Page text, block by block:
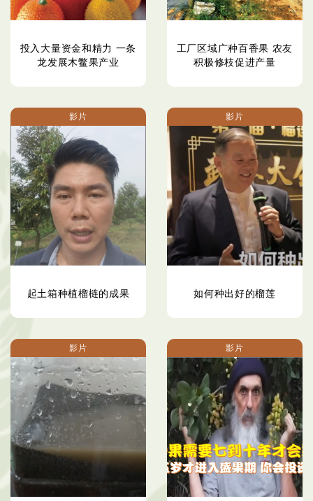
投入大量资金和精力 一条
龙发展木鳖果产业
工厂区域广种百香果 农友
积极修枝促进产量
影片
起土箱种植榴梿的成果
影片
如何种出好的榴莲
影片 影片